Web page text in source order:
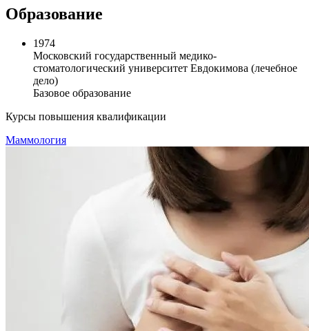
Образование
1974
Московский государственный медико-
стоматологический университет Евдокимова (лечебное
дело)
Базовое образование
Курсы повышения квалификации
Маммология